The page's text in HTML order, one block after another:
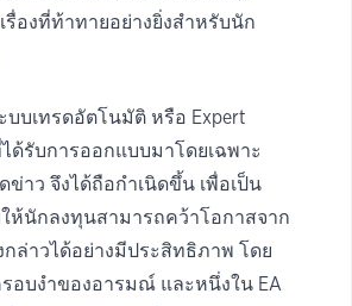
รื่องที่ท้าทายอย่างยิ่งสำหรับนัก
บบเทรดอัตโนมัติ หรือ Expert
ได้รับการออกแบบมาโดยเฉพาะ
ข่าว จึงได้ถือกำเนิดขึ้น เพื่อเป็น
ห้นักลงทุนสามารถคว้าโอกาสจาก
ล่าวได้อย่างมีประสิทธิภาพ โดย
อบงำของอารมณ์ และหนึ่งใน EA